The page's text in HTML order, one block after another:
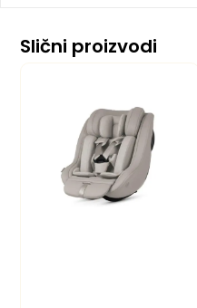
Slični proizvodi